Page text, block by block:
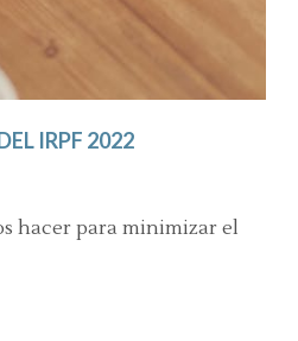
IRPF 2022
hacer para minimizar el